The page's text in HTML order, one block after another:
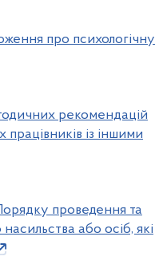
про психологічну
рекомендацій
із іншими
проведення та
або осіб, які